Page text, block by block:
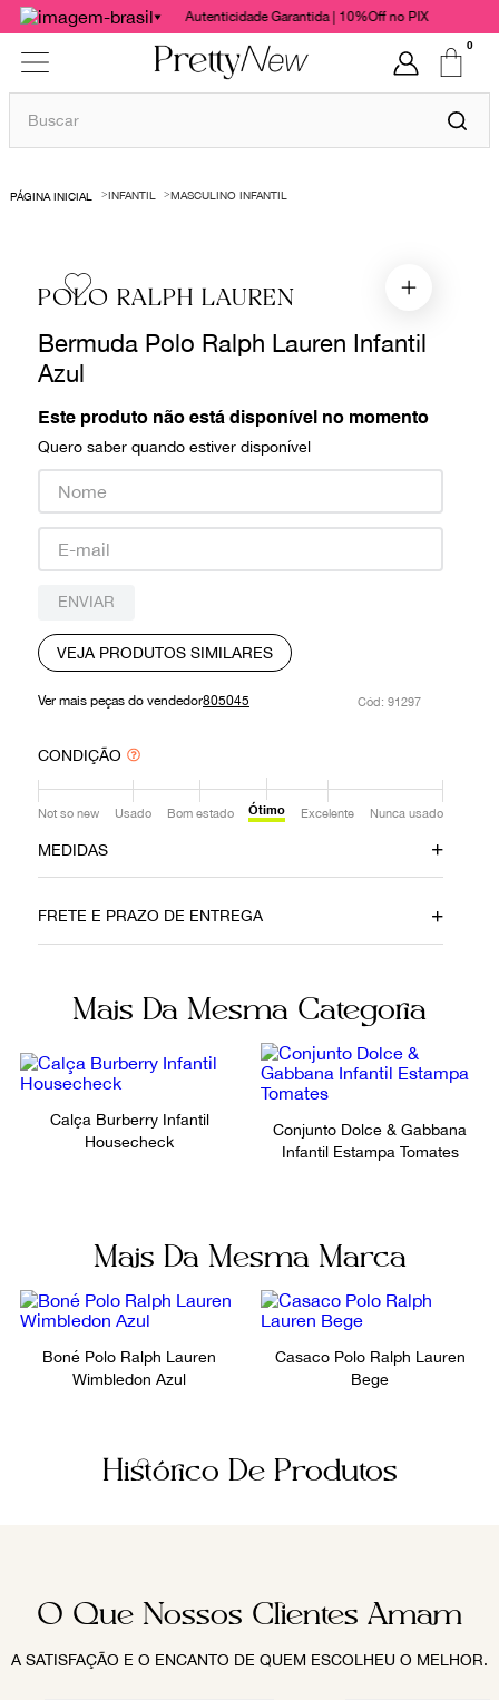
Autenticidade Garantida | 10%Off no PIX
0
Buscar
INFANTIL MASCULINO INFANTIL
POLO RALPH LAUREN
Bermuda Polo Ralph Lauren Infantil
Azul
Este produto não está disponível no momento
Quero saber quando estiver disponível
ENVIAR
VEJA PRODUTOS SIMILARES
Ver mais peças do vendedor805045 : 91297
CONDIÇÃO
Not so new Usado Bom estado Ótimo Excelente Nunca usado
MEDIDAS
20cm 45cm
Ainda com dúvidas sobre as medidas? Fale com a nossa
FRETE E PRAZO DE ENTREGA
Mais Da Mesma Categoria
Calça Burberry Infantil
Housecheck
Conjunto Dolce & Gabbana
Infantil Estampa Tomates
Mais Da Mesma Marca
Boné Polo Ralph Lauren
Wimbledon Azul
Casaco Polo Ralph Lauren
Bege
Histórico De Produtos
O Que Nossos Clientes Amam
A SATISFAÇÃO E O ENCANTO DE QUEM ESCOLHEU O MELHOR.
1º
bolsas
chanel
gucci
valentino
burberry
prada
louis vuitton